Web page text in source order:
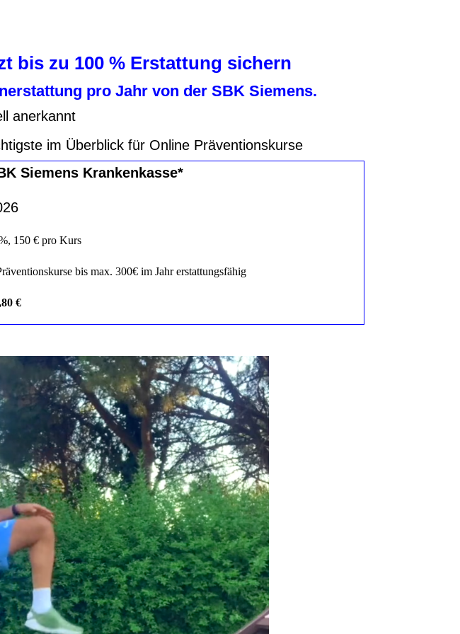
bis zu 100 % Erstattung sichern
pro Jahr von der SBK Siemens.
anerkannt
im Überblick für Online Präventionskurse
Siemens Krankenkasse*
150 € pro Kurs
bis max. 300€ im Jahr erstattungsfähig
€